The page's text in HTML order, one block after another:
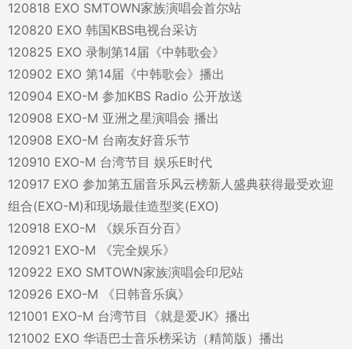
120818 EXO SMTOWN家族演唱会首尔站
120820 EXO 韩国KBS电视台采访
120825 EXO 录制第14届《中韩歌会》
120902 EXO 第14届《中韩歌会》播出
120904 EXO-M 参加KBS Radio 公开放送
120908 EXO-M 亚洲之星演唱会 播出
120908 EXO-M 台南友好音乐节
120910 EXO-M 台湾节目 娱乐E时代
120917 EXO 参加第五届音乐风云榜新人盛典获得最受欢迎
组合(EXO-M)和现场最佳造型奖(EXO)
120918 EXO-M 《娱乐百分百》
120921 EXO-M 《完全娱乐》
120922 EXO SMTOWN家族演唱会印尼站
120926 EXO-M 《日韩音乐疯》
121001 EXO-M 台湾节目《就是爱JK》播出
121002 EXO 华语巴士音乐榜采访（精简版）播出